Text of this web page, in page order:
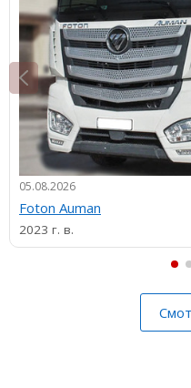
05.08.2026
Foton Auman
2023 г. в.